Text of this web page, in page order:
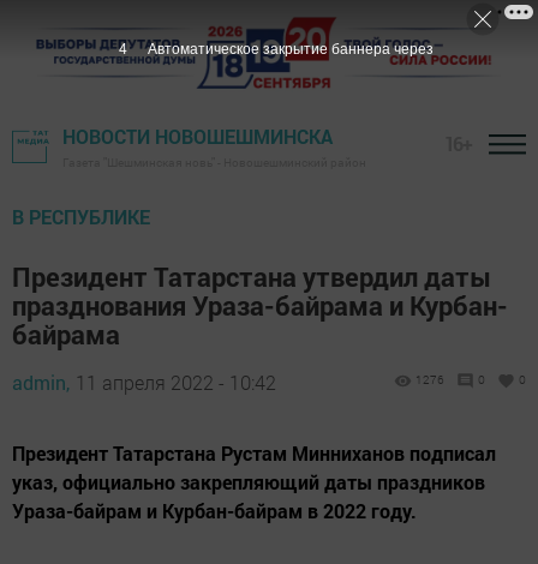
НОВОСТИ НОВОШЕШМИНСКА
В РЕСПУБЛИКЕ
Президент Татарстана утвердил даты
празднования Ураза-байрама и Курбан-
байрама
admin, 11 апреля 2022 - 10:42 1276 0 0
Президент Татарстана Рустам Минниханов подписал
указ, официально закрепляющий даты праздников
Ураза-байрам и Курбан-байрам в 2022 году.
3 Автоматическое закрытие баннера через